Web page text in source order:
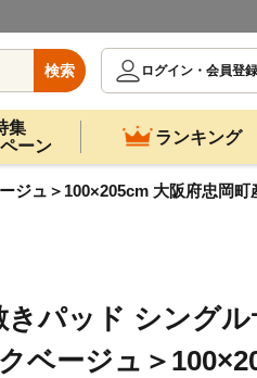
検索
ログイン・会員登録
集
ーン
ランキング
ュ＞100×205cm 大阪府忠岡町
きパッド シング
ベージュ＞